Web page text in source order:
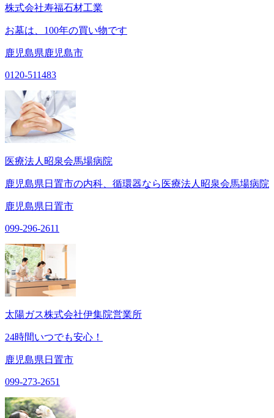
株式会社寿福石材工業
お墓は、100年の買い物です
鹿児島県鹿児島市
0120-511483
医療法人昭泉会馬場病院
鹿児島県日置市の内科、循環器なら医療法人昭泉会馬場病院
鹿児島県日置市
099-296-2611
太陽ガス株式会社伊集院営業所
24時間いつでも安心！
鹿児島県日置市
099-273-2651